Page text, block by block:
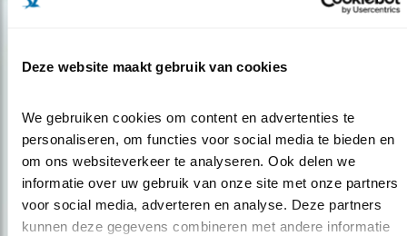
Deze website maakt gebruik van cookies
We gebruiken cookies om content en advertenties te
personaliseren, om functies voor social media te bieden en
om ons websiteverkeer te analyseren. Ook delen we
informatie over uw gebruik van onze site met onze partners
voor social media, adverteren en analyse. Deze partners
kunnen deze gegevens combineren met andere informatie
Op de hoogte blijven?
Meld je aan en ontvang nieuws, inspiratie, acties en tips
over vogels en activiteiten van Vogelbescherming.